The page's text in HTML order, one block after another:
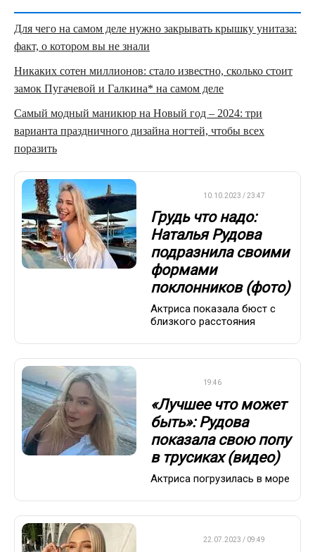
Для чего на самом деле нужно закрывать крышку унитаза:
факт, о котором вы не знали
Никаких сотен миллионов: стало известно, сколько стоит
замок Пугачевой и Галкина* на самом деле
Самый модный маникюр на Новый год – 2024: три
варианта праздничного дизайна ногтей, чтобы всех
поразить
10.10.2023 / 23:47
Грудь что надо:
Наталья Рудова
подразнила своими
формами
поклонников (фото)
Актриса показала бюст с
близкого расстояния
19:46
«Лучшее что может
быть»: Рудова
показала свою попу
в трусиках (видео)
Актриса погрузилась в море
22.07.2023 / 09:49